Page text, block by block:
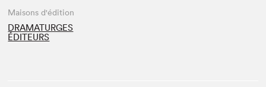
Maisons d'édition
DRAMATURGES
ÉDITEURS